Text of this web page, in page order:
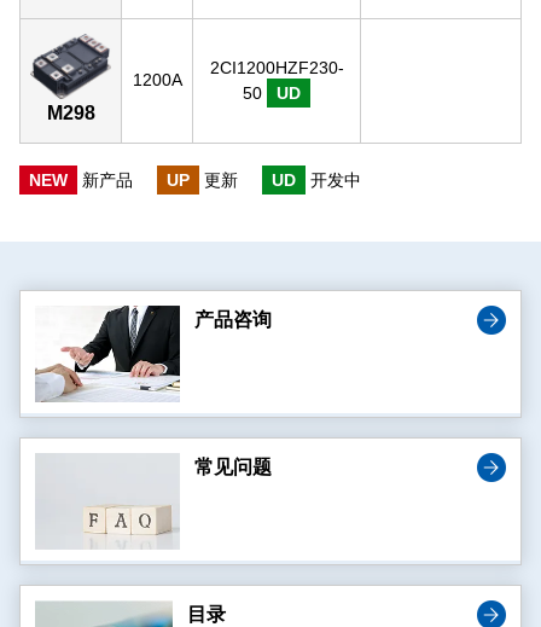
M298
1200A
2CI1200HZF230-
50
UD
NEW 新产品 UP 更新 UD 开发中
产品咨询
常见问题
目录